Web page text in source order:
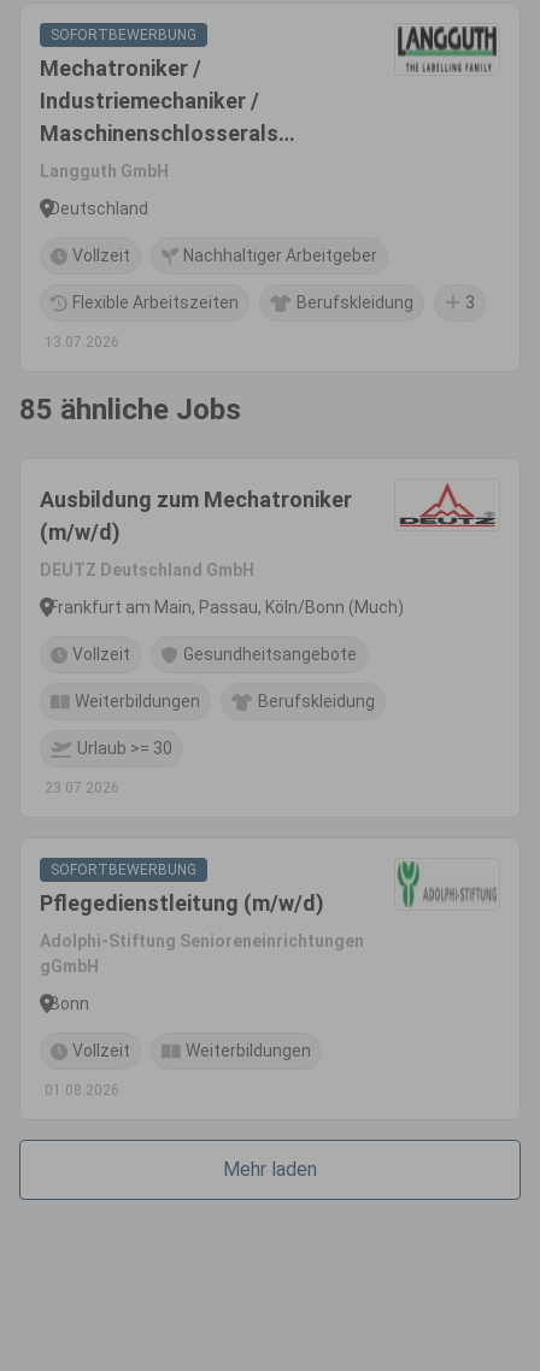
SOFORTBEWERBUNG
Mechatroniker /
Industriemechaniker /
Maschinenschlosserals
Servicetechniker im weltweiten
Außendienst (m/w/d)
Langguth GmbH
Deutschland
Vollzeit Nachhaltiger Arbeitgeber
Flexible Arbeitszeiten Berufskleidung 3
13.07.2026
85 ähnliche Jobs
Ausbildung zum Mechatroniker
(m/w/d)
DEUTZ Deutschland GmbH
Frankfurt am Main, Passau, Köln/Bonn (Much)
Vollzeit Gesundheitsangebote
Weiterbildungen Berufskleidung
Urlaub >= 30
23.07.2026
SOFORTBEWERBUNG
Pflegedienstleitung (m/w/d)
Adolphi-Stiftung Senioreneinrichtungen
gGmbH
Bonn
Vollzeit Weiterbildungen
01.08.2026
Mehr laden